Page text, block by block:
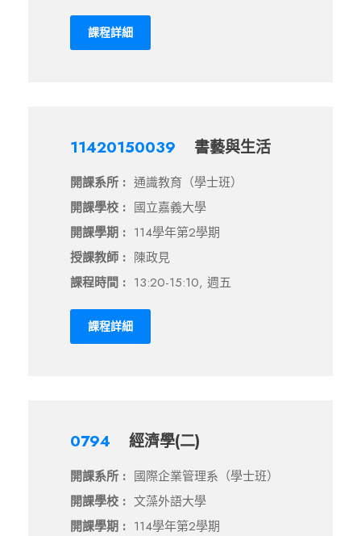
課程詳細
11420150039 書藝與生活
開課系所 : 通識教育（學士班）
開課學校 : 國立嘉義大學
開課學期 : 114學年第2學期
授課教師 : 陳政見
課程時間 : 13:20-15:10, 週五
課程詳細
0794 經濟學(二)
開課系所 : 國際企業管理系（學士班）
開課學校 : 文藻外語大學
開課學期 : 114學年第2學期